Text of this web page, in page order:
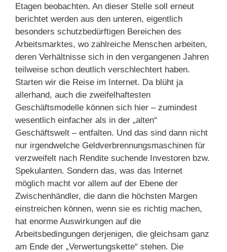
Etagen beobachten. An dieser Stelle soll erneut
berichtet werden aus den unteren, eigentlich
besonders schutzbedürftigen Bereichen des
Arbeitsmarktes, wo zahlreiche Menschen arbeiten,
deren Verhältnisse sich in den vergangenen Jahren
teilweise schon deutlich verschlechtert haben.
Starten wir die Reise im Internet. Da blüht ja
allerhand, auch die zweifelhaftesten
Geschäftsmodelle können sich hier – zumindest
wesentlich einfacher als in der „alten“
Geschäftswelt – entfalten. Und das sind dann nicht
nur irgendwelche Geldverbrennungsmaschinen für
verzweifelt nach Rendite suchende Investoren bzw.
Spekulanten. Sondern das, was das Internet
möglich macht vor allem auf der Ebene der
Zwischenhändler, die dann die höchsten Margen
einstreichen können, wenn sie es richtig machen,
hat enorme Auswirkungen auf die
Arbeitsbedingungen derjenigen, die gleichsam ganz
am Ende der „Verwertungskette“ stehen. Die